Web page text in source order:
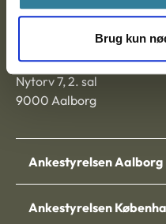
Brug kun
Ankestyrelsen
Nytorv 7, 2. sal
9000 Aalborg
Ankestyrelsen Aalborg
Ankestyrelsen